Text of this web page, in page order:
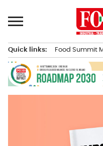
al
principale
Quick links: Food Summit